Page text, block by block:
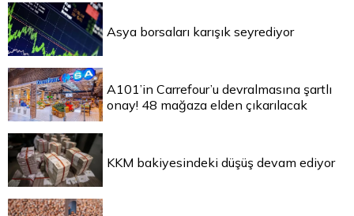
Asya borsaları karışık seyrediyor
A101’in Carrefour’u devralmasına şartlı
onay! 48 mağaza elden çıkarılacak
KKM bakiyesindeki düşüş devam ediyor